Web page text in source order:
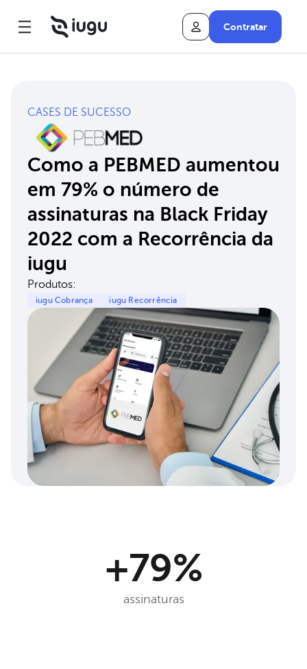
Contratar
CASES DE SUCESSO
Como a PEBMED aumentou
em 79% o número de
assinaturas na Black Friday
2022 com a Recorrência da
iugu
Produtos:
iugu Cobrança iugu Recorrência
+79%
assinaturas